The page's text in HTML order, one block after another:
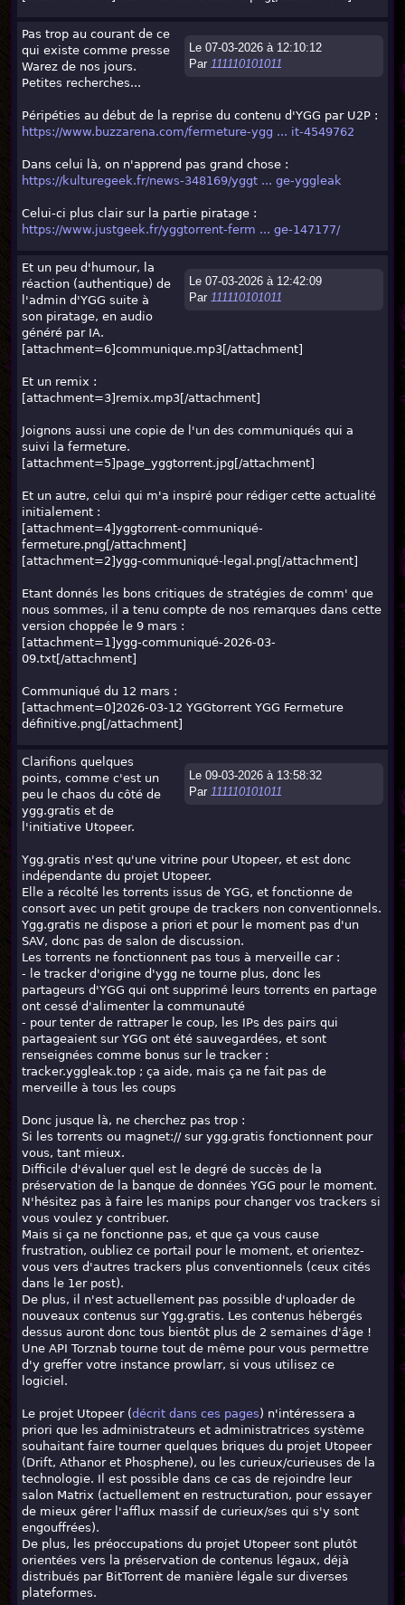
Le 07-03-2026 à 12:10:12
Par 111110101011
Pas trop au courant de ce
qui existe comme presse
Warez de nos jours.
Petites recherches...
Péripéties au début de la reprise du contenu d'YGG par U2P :
https://www.buzzarena.com/fermeture-ygg ... it-4549762
Dans celui là, on n'apprend pas grand chose :
https://kulturegeek.fr/news-348169/yggt ... ge-yggleak
Celui-ci plus clair sur la partie piratage :
https://www.justgeek.fr/yggtorrent-ferm ... ge-147177/
Le 07-03-2026 à 12:42:09
Par 111110101011
Et un peu d'humour, la
réaction (authentique) de
l'admin d'YGG suite à
son piratage, en audio
généré par IA.
[attachment=6]communique.mp3[/attachment]
Et un remix :
[attachment=3]remix.mp3[/attachment]
Joignons aussi une copie de l'un des communiqués qui a
suivi la fermeture.
[attachment=5]page_yggtorrent.jpg[/attachment]
Et un autre, celui qui m'a inspiré pour rédiger cette actualité
initialement :
[attachment=4]yggtorrent-communiqué-
fermeture.png[/attachment]
[attachment=2]ygg-communiqué-legal.png[/attachment]
Etant donnés les bons critiques de stratégies de comm' que
nous sommes, il a tenu compte de nos remarques dans cette
version choppée le 9 mars :
[attachment=1]ygg-communiqué-2026-03-
09.txt[/attachment]
Communiqué du 12 mars :
[attachment=0]2026-03-12 YGGtorrent YGG Fermeture
définitive.png[/attachment]
Le 09-03-2026 à 13:58:32
Par 111110101011
Clarifions quelques
points, comme c'est un
peu le chaos du côté de
ygg.gratis et de
l'initiative Utopeer.
Ygg.gratis n'est qu'une vitrine pour Utopeer, et est donc
indépendante du projet Utopeer.
Elle a récolté les torrents issus de YGG, et fonctionne de
consort avec un petit groupe de trackers non conventionnels.
Ygg.gratis ne dispose a priori et pour le moment pas d'un
SAV, donc pas de salon de discussion.
Les torrents ne fonctionnent pas tous à merveille car :
- le tracker d'origine d'ygg ne tourne plus, donc les
partageurs d'YGG qui ont supprimé leurs torrents en partage
ont cessé d'alimenter la communauté
- pour tenter de rattraper le coup, les IPs des pairs qui
partageaient sur YGG ont été sauvegardées, et sont
renseignées comme bonus sur le tracker :
tracker.yggleak.top ; ça aide, mais ça ne fait pas de
merveille à tous les coups
Donc jusque là, ne cherchez pas trop :
Si les torrents ou magnet:// sur ygg.gratis fonctionnent pour
vous, tant mieux.
Difficile d'évaluer quel est le degré de succès de la
préservation de la banque de données YGG pour le moment.
N'hésitez pas à faire les manips pour changer vos trackers si
vous voulez y contribuer.
Mais si ça ne fonctionne pas, et que ça vous cause
frustration, oubliez ce portail pour le moment, et orientez-
vous vers d'autres trackers plus conventionnels (ceux cités
dans le 1er post).
De plus, il n'est actuellement pas possible d'uploader de
nouveaux contenus sur Ygg.gratis. Les contenus hébergés
dessus auront donc tous bientôt plus de 2 semaines d'âge !
Une API Torznab tourne tout de même pour vous permettre
d'y greffer votre instance prowlarr, si vous utilisez ce
logiciel.
Le projet Utopeer (décrit dans ces pages) n'intéressera a
priori que les administrateurs et administratrices système
souhaitant faire tourner quelques briques du projet Utopeer
(Drift, Athanor et Phosphene), ou les curieux/curieuses de la
technologie. Il est possible dans ce cas de rejoindre leur
salon Matrix (actuellement en restructuration, pour essayer
de mieux gérer l'afflux massif de curieux/ses qui s'y sont
engouffrées).
De plus, les préoccupations du projet Utopeer sont plutôt
orientées vers la préservation de contenus légaux, déjà
distribués par BitTorrent de manière légale sur diverses
plateformes.